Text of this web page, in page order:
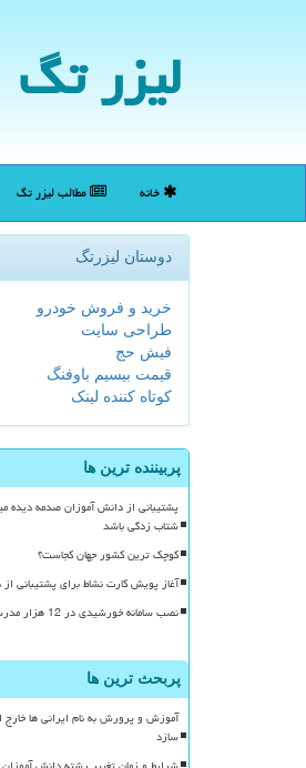
لیزر تگ
خانه مطالب لیزر تگ
دوستان لیزرتگ
خرید و فروش خودرو
طراحی سایت
فیش حج
قیمت بیسیم باوفنگ
کوتاه کننده لینک
پربیننده ترین ها
پشتیبانی از دانش آموزان صدمه دیده
شتاب زدگی باشد
کوچک ترین کشور جهان کجاست؟
آغاز پویش کارت نشاط برای پشتیبانی
نصب سامانه خورشیدی در 12 هزار مدرسه
پربحث ترین ها
آموزش و پرورش به نام ایرانی ها
سازد